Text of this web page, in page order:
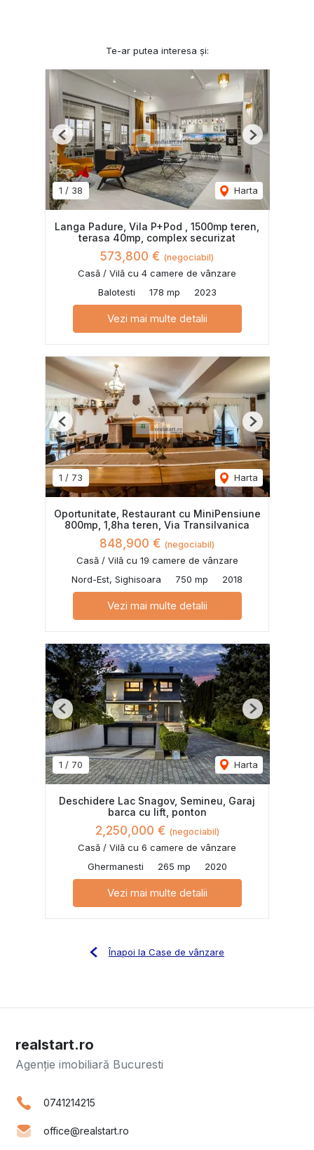
Te-ar putea interesa și:
1 / 38 Harta
Previous Next
Langa Padure, Vila P+Pod , 1500mp teren,
terasa 40mp, complex securizat
573,800 € (negociabil)
Casă / Vilă cu 4 camere de vânzare
Balotesti
178 mp 2023
Vezi mai multe detalii
1 / 73 Harta
Previous Next
Oportunitate, Restaurant cu MiniPensiune
800mp, 1,8ha teren, Via Transilvanica
848,900 € (negociabil)
Casă / Vilă cu 19 camere de vânzare
Nord-Est, Sighisoara
750 mp 2018
Vezi mai multe detalii
1 / 70 Harta
Previous Next
Deschidere Lac Snagov, Semineu, Garaj
barca cu lift, ponton
2,250,000 € (negociabil)
Casă / Vilă cu 6 camere de vânzare
Ghermanesti
265 mp 2020
Vezi mai multe detalii
Înapoi la Case de vânzare
realstart.ro
Agenție imobiliară Bucuresti
0741214215
office@realstart.ro